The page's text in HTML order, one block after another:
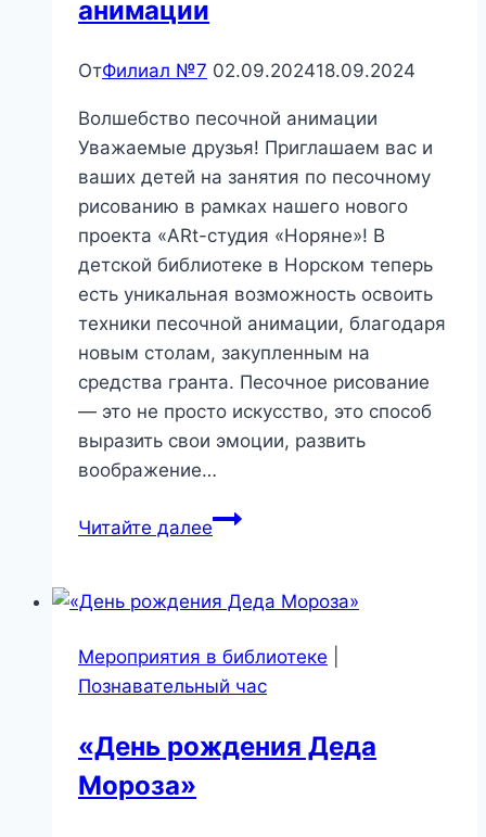
анимации
ОтФилиал №7 02.09.202418.09.2024
Волшебство песочной анимации
Уважаемые друзья! Приглашаем вас и
ваших детей на занятия по песочному
рисованию в рамках нашего нового
проекта «ARt-студия «Норяне»! В
детской библиотеке в Норском теперь
есть уникальная возможность освоить
техники песочной анимации, благодаря
новым столам, закупленным на
средства гранта. Песочное рисование
— это не просто искусство, это способ
выразить свои эмоции, развить
воображение…
Читайте далееВолшебство
Мероприятия в библиотеке
Познавательный час
«День рождения Деда
Мороза»